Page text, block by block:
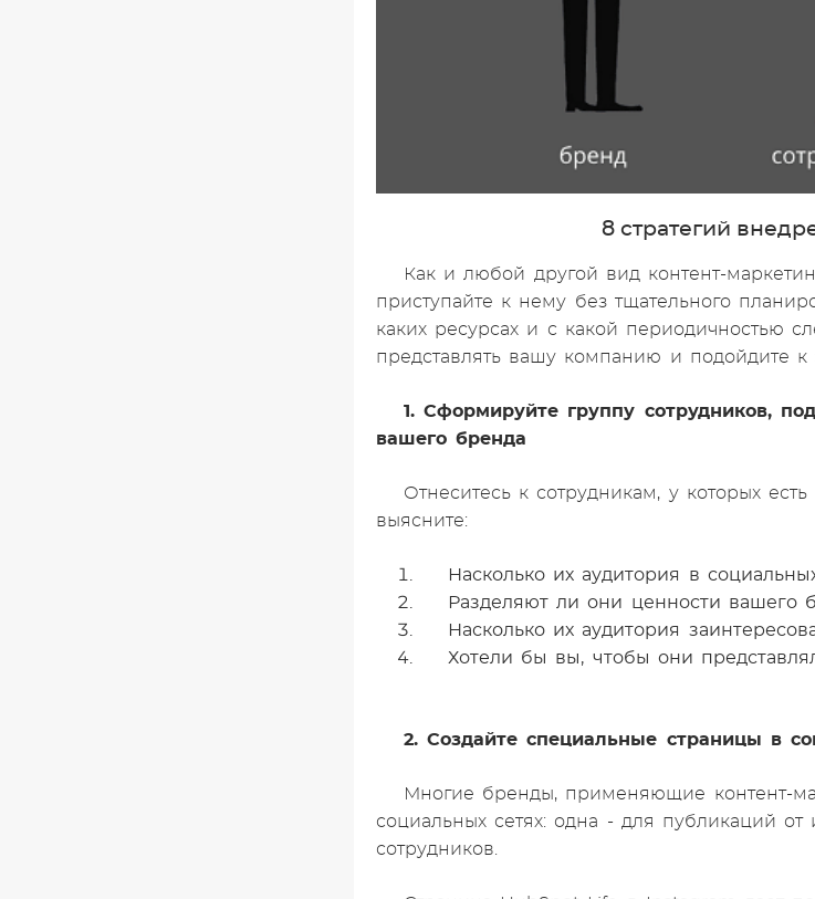
8 стратегий
Как и любой другой вид контент-
приступайте к нему без тщательного
каких ресурсах и с какой периодичностью
представлять вашу компанию и подойдите к
1. Сформируйте группу сотрудников,
вашего бренда
Отнеситесь к сотрудникам, у которых
выясните:
Насколько их аудитория в
Разделяют ли они ценности вашего
Насколько их аудитория
Хотели бы вы, чтобы они
2. Создайте специальные страницы в
Многие бренды, применяющие контент-
социальных сетях: одна - для публикаций
сотрудников.